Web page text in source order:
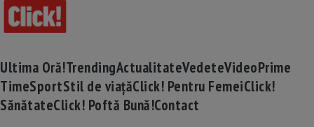
Ultima Oră!TrendingActualitateVedeteVideoPrime
TimeSportStil de viațăClick! Pentru FemeiClick!
SănătateClick! Poftă Bună!Contact